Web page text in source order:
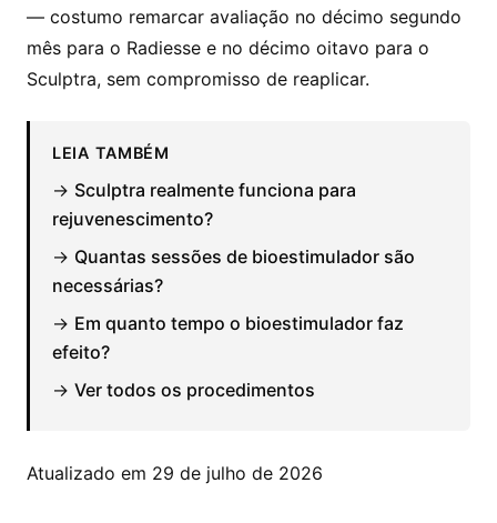
— costumo remarcar avaliação no décimo segundo
mês para o Radiesse e no décimo oitavo para o
Sculptra, sem compromisso de reaplicar.
LEIA TAMBÉM
→ Sculptra realmente funciona para
rejuvenescimento?
→ Quantas sessões de bioestimulador são
necessárias?
→ Em quanto tempo o bioestimulador faz
efeito?
→ Ver todos os procedimentos
Atualizado em 29 de julho de 2026